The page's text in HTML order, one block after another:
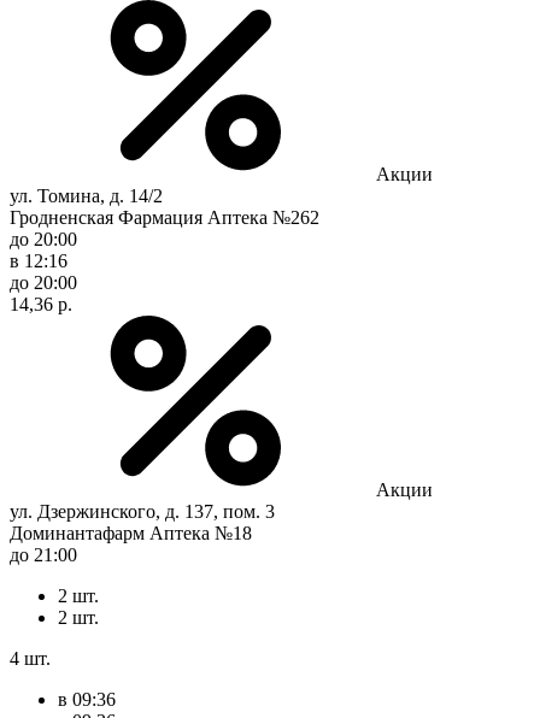
Акции
ул. Томина, д. 14/2
Гродненская Фармация Аптека №262
до 20:00
в 12:16
до 20:00
14,36 р.
Акции
ул. Дзержинского, д. 137, пом. 3
Доминантафарм Аптека №18
до 21:00
2 шт.
2 шт.
4 шт.
в 09:36